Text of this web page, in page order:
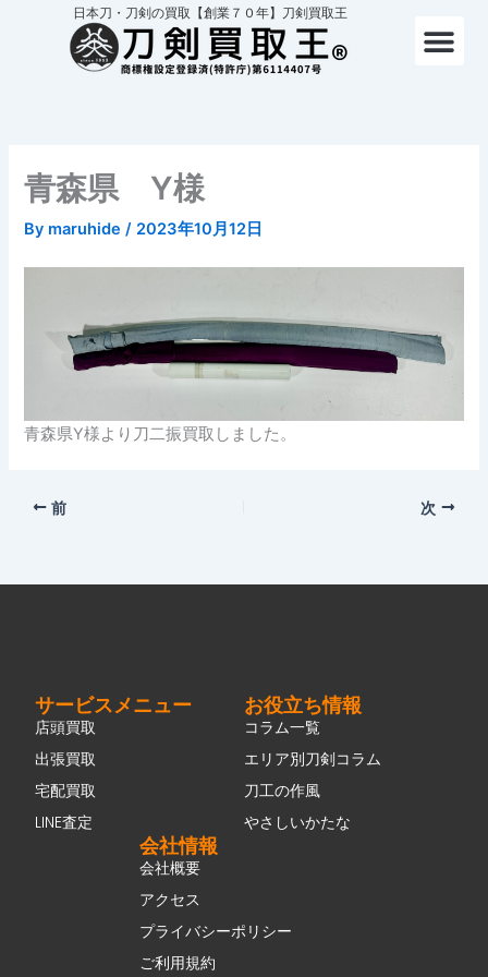
日本刀・刀剣の買取【創業７０年】刀剣買取王
青森県 Y様
By maruhide/ 2023年10月12日
青森県Y様より刀二振買取しました。
前 次
サービスメニュー
店頭買取
出張買取
宅配買取
LINE査定
お役立ち情報
コラム一覧
エリア別刀剣コラム
刀工の作風
やさしいかたな
会社情報
会社概要
アクセス
プライバシーポリシー
ご利用規約